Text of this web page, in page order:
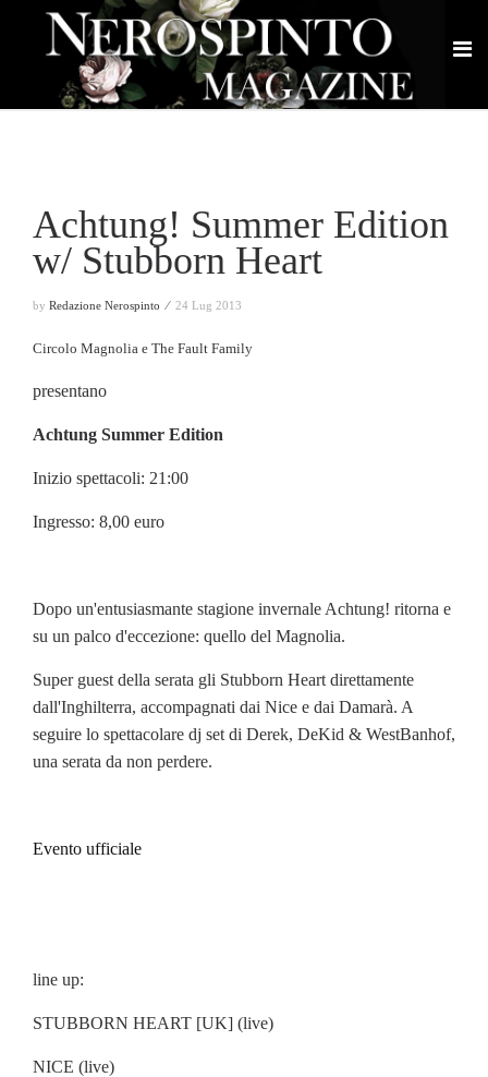
Achtung! Summer Edition
w/ Stubborn Heart
by Redazione Nerospinto ⁄ 24 Lug 2013
Circolo Magnolia e The Fault Family
presentano
Achtung Summer Edition
Inizio spettacoli: 21:00
Ingresso: 8,00 euro
Dopo un'entusiasmante stagione invernale Achtung! ritorna e
su un palco d'eccezione: quello del Magnolia.
Super guest della serata gli Stubborn Heart direttamente
dall'Inghilterra, accompagnati dai Nice e dai Damarà. A
seguire lo spettacolare dj set di Derek, DeKid & WestBanhof,
una serata da non perdere.
Evento ufficiale
line up:
STUBBORN HEART [UK] (live)
NICE (live)